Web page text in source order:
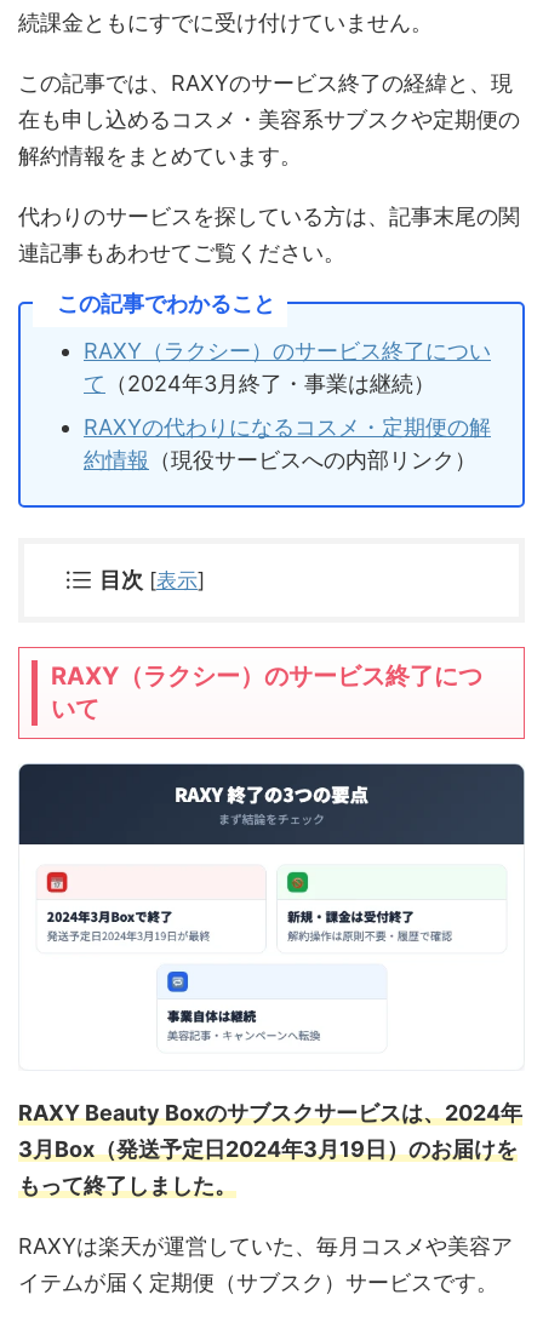
続課金ともにすでに受け付けていません。
この記事では、RAXYのサービス終了の経緯と、現
在も申し込めるコスメ・美容系サブスクや定期便の
解約情報をまとめています。
代わりのサービスを探している方は、記事末尾の関
連記事もあわせてご覧ください。
この記事でわかること
RAXY（ラクシー）のサービス終了につい
て （2024年3月終了・事業は継続）
RAXYの代わりになるコスメ・定期便の解
約情報 （現役サービスへの内部リンク）
目次 [表示]
RAXY（ラクシー）のサービス終了につ
いて
RAXY Beauty Boxのサブスクサービスは、2024年
3月Box（発送予定日2024年3月19日）のお届けを
もって終了しました。
RAXYは楽天が運営していた、毎月コスメや美容ア
イテムが届く定期便（サブスク）サービスです。